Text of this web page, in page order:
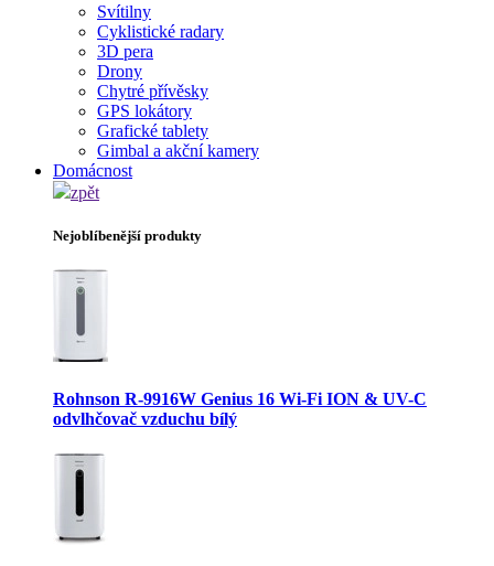
Svítilny
Cyklistické radary
3D pera
Drony
Chytré přívěsky
GPS lokátory
Grafické tablety
Gimbal a akční kamery
Domácnost
zpět
Nejoblíbenější produkty
Rohnson R-9916W Genius 16 Wi-Fi ION & UV-C
odvlhčovač vzduchu bílý